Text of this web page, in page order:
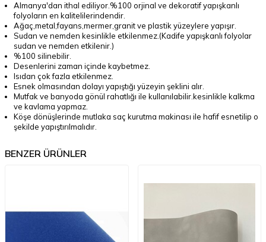
Almanya'dan ithal ediliyor.%100 orjinal ve dekoratif yapışkanlı
folyoların en kalitelilerindendir.
Ağaç,metal,fayans,mermer,granit ve plastik yüzeylere yapışır.
Sudan ve nemden kesinlikle etkilenmez.(Kadife yapışkanlı folyolar
sudan ve nemden etkilenir.)
%100 silinebilir.
Desenlerini zaman içinde kaybetmez.
Isıdan çok fazla etkilenmez.
Esnek olmasından dolayı yapıştığı yüzeyin şeklini alır.
Mutfak ve banyoda gönül rahatlığı ile kullanılabilir.kesinlikle kalkma
ve kavlama yapmaz.
Köşe dönüşlerinde mutlaka saç kurutma makinası ile hafif esnetilip o
şekilde yapıştırılmalıdır.
BENZER ÜRÜNLER